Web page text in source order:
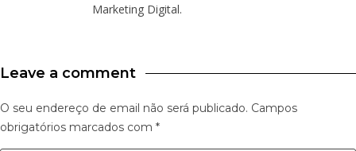
Marketing Digital.
Leave a comment
O seu endereço de email não será publicado. Campos
obrigatórios marcados com *